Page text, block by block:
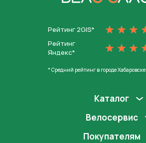
Рейтинг 2GIS*
Рейтинг
Яндекс*
* Средний рейтинг в городе Хабаровске
Каталог
Велосервис
Покупателям